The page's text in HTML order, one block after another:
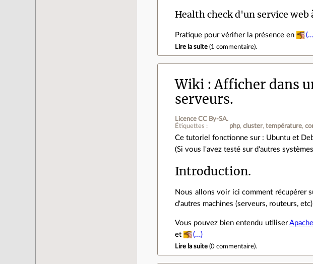
Health check d'un service web
Pratique pour vérifier la présence en
Lire la suite (1 commentaire).
Wiki
Afficher dans
serveurs.
Licence CC By‑SA.
Étiquettes :
php cluster température
Ce tutoriel fonctionne sur : Ubuntu et
(Si vous l'avez testé sur d'autres
Introduction.
Nous allons voir ici comment récupérer
d'autres machines (serveurs, routeurs,
Vous pouvez bien entendu utiliser
et
(…)
Lire la suite (0 commentaire).